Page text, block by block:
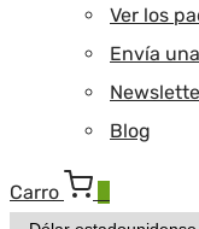
Ver los
Envía
Blog
Carro